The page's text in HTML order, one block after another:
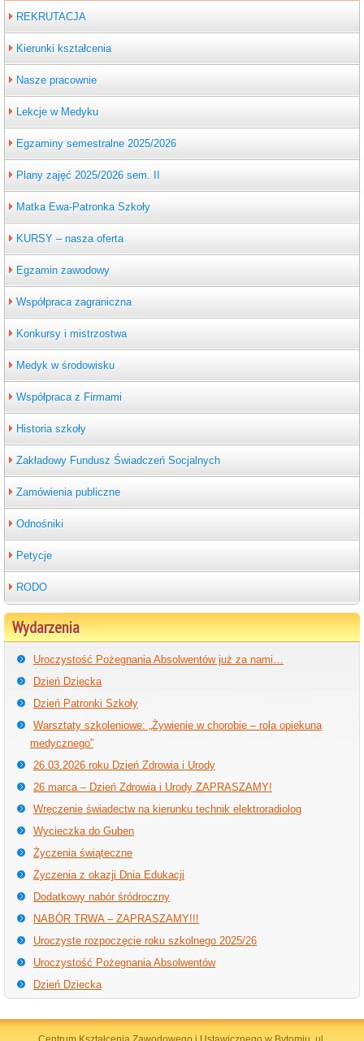
REKRUTACJA
Kierunki kształcenia
Nasze pracownie
Lekcje w Medyku
Egzaminy semestralne 2025/2026
Plany zajęć 2025/2026 sem. II
Matka Ewa-Patronka Szkoły
KURSY – nasza oferta
Egzamin zawodowy
Współpraca zagraniczna
Konkursy i mistrzostwa
Medyk w środowisku
Współpraca z Firmami
Historia szkoły
Zakładowy Fundusz Świadczeń Socjalnych
Zamówienia publiczne
Odnośniki
Petycje
RODO
Wydarzenia
Uroczystość Pożegnania Absolwentów już za nami…
Dzień Dziecka
Dzień Patronki Szkoły
Warsztaty szkoleniowe: „Żywienie w chorobie – rola opiekuna
medycznego”
26.03.2026 roku Dzień Zdrowia i Urody
26 marca – Dzień Zdrowia i Urody ZAPRASZAMY!
Wręczenie świadectw na kierunku technik elektroradiolog
Wycieczka do Guben
Życzenia świąteczne
Życzenia z okazji Dnia Edukacji
Dodatkowy nabór śródroczny
NABÓR TRWA – ZAPRASZAMY!!!
Uroczyste rozpoczęcie roku szkolnego 2025/26
Uroczystość Pożegnania Absolwentów
Dzień Dziecka